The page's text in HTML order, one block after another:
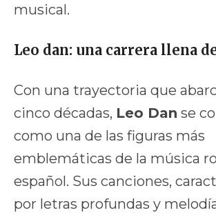
musical.
Leo dan: una carrera llena
Con una trayectoria que
cinco décadas, Leo Dan se
como una de las figuras más
emblemáticas de la música
español. Sus canciones,
por letras profundas y